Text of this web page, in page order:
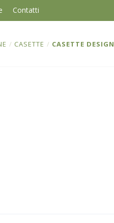
Contatti
/ CASETTE / CASETTE DESIGN